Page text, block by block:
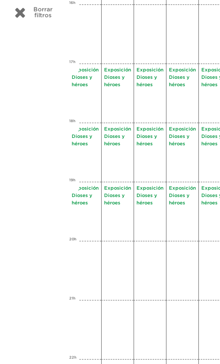
Borrar
filtros
16h
17h
Exposición
Dioses y
héroes
Exposición
Dioses y
héroes
Exposición
Dioses y
héroes
Exposición
Dioses y
héroes
Dioses
héroes
18h
Exposición
Dioses y
héroes
Exposición
Dioses y
héroes
Exposición
Dioses y
héroes
Exposición
Dioses y
héroes
Dioses
héroes
19h
Exposición
Dioses y
héroes
Exposición
Dioses y
héroes
Exposición
Dioses y
héroes
Exposición
Dioses y
héroes
Dioses
héroes
20h
21h
22h